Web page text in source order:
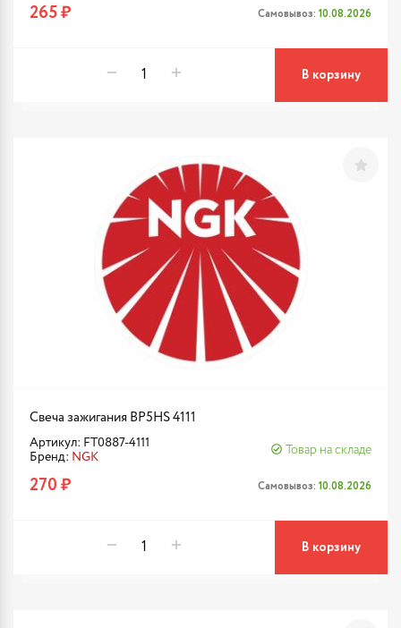
265 ₽ Самовывоз: 10.08.2026
В корзину
Свеча зажигания BP5HS 4111
Артикул: FT0887-4111
Бренд: NGK
Товар на складе
270 ₽ Самовывоз: 10.08.2026
В корзину